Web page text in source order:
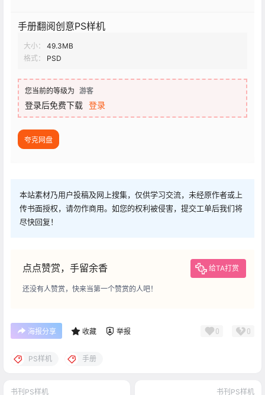
手册翻阅创意PS样机
大小：
49.3MB
格式：
PSD
您当前的等级为 游客
登录后免费下载 登录
夸克网盘
本站素材乃用户投稿及网上搜集，仅供学习交流，未经原作者或上
传书面授权，请勿作商用。如您的权利被侵害，提交工单后我们将
尽快回复！
点点赞赏，手留余香 给TA打赏
还没有人赞赏，快来当第一个赞赏的人吧！
海报分享 收藏 举报 0 0
PS样机 手册
书刊PS样机 书刊PS样机